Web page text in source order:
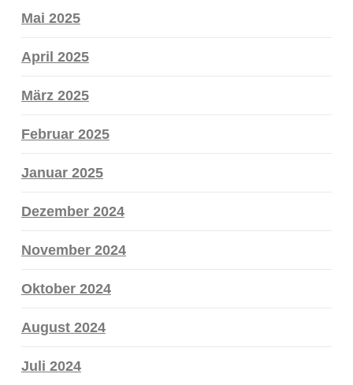
Mai 2025
April 2025
März 2025
Februar 2025
Januar 2025
Dezember 2024
November 2024
Oktober 2024
August 2024
Juli 2024